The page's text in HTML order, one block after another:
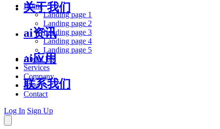
关于我们
ai资讯
ai应用
联系我们
Home
Landing page 1
Landing page 2
Landing page 3
Landing page 4
Landing page 5
About Us
Services
Company
Blog
Contact
Log In Sign Up